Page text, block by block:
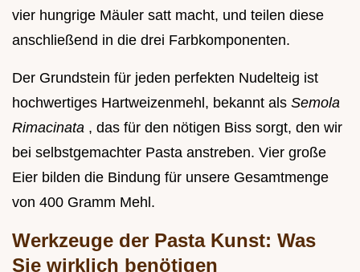
vier hungrige Mäuler satt macht, und teilen diese
anschließend in die drei Farbkomponenten.
Der Grundstein für jeden perfekten Nudelteig ist
hochwertiges Hartweizenmehl, bekannt als Semola
Rimacinata , das für den nötigen Biss sorgt, den wir
bei selbstgemachter Pasta anstreben. Vier große
Eier bilden die Bindung für unsere Gesamtmenge
von 400 Gramm Mehl.
Werkzeuge der Pasta Kunst: Was
Sie wirklich benötigen